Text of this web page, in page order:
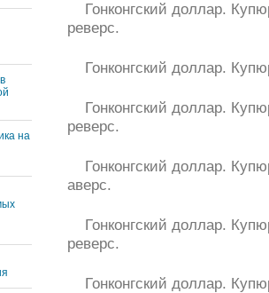
на
Гонконгский доллар.
реверс.
Гонконгский доллар.
Гонконгский доллар.
реверс.
Гонконгский доллар.
аверс.
Гонконгский доллар.
реверс.
Гонконгский доллар.